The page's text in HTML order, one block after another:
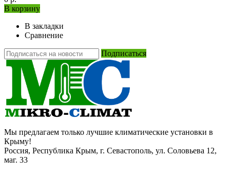
В корзину
В закладки
Сравнение
Подписаться
Мы предлагаем только лучшие климатические установки в
Крыму!
Россия, Республика Крым, г. Севастополь, ул. Соловьева 12,
маг. 33